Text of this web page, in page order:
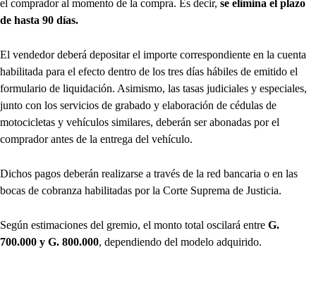
el comprador al momento de la compra. Es decir, se elimina el plazo
de hasta 90 días.
El vendedor deberá depositar el importe correspondiente en la cuenta
habilitada para el efecto dentro de los tres días hábiles de emitido el
formulario de liquidación. Asimismo, las tasas judiciales y especiales,
junto con los servicios de grabado y elaboración de cédulas de
motocicletas y vehículos similares, deberán ser abonadas por el
comprador antes de la entrega del vehículo.
Dichos pagos deberán realizarse a través de la red bancaria o en las
bocas de cobranza habilitadas por la Corte Suprema de Justicia.
Según estimaciones del gremio, el monto total oscilará entre G.
700.000 y G. 800.000, dependiendo del modelo adquirido.